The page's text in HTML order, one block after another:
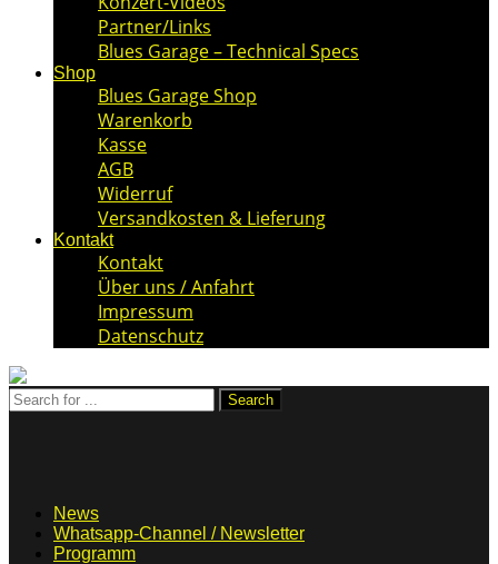
Partner/Links
Blues Garage – Technical Specs
Shop
Blues Garage Shop
Warenkorb
Kasse
AGB
Widerruf
Versandkosten & Lieferung
Kontakt
Kontakt
Über uns / Anfahrt
Impressum
Datenschutz
News
Whatsapp-Channel / Newsletter
Programm